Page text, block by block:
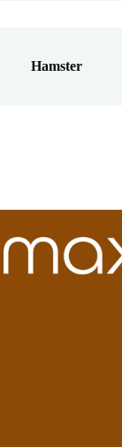
Hamster